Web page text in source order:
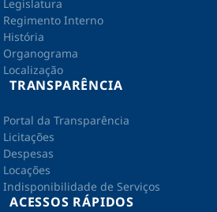
Legislatura
Regimento Interno
História
Organograma
Localização
TRANSPARÊNCIA
Portal da Transparência
Licitações
Despesas
Locações
Indisponibilidade de Serviços
ACESSOS RÁPIDOS